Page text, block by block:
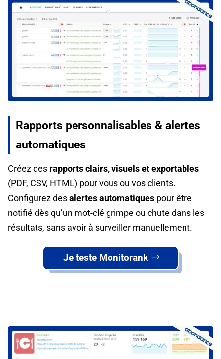
Rapports personnalisables & alertes
automatiques
Créez des rapports clairs, visuels et exportables
(PDF, CSV, HTML) pour vous ou vos clients.
Configurez desalertes automatiques pour être
notifié dès qu’un mot-clé grimpe ou chute dans les
résultats, sans avoir à surveiller manuellement.
Je teste Monitorank